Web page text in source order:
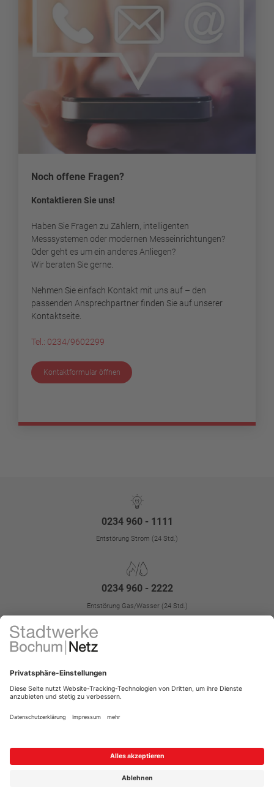
Noch offene Fragen?
Kontaktieren Sie uns!
Haben Sie Fragen zu Zählern, intelligenten
Messsystemen oder modernen Messeinrichtungen?
Oder geht es um ein anderes Anliegen?
Wir beraten Sie gerne.
Nehmen Sie einfach Kontakt mit uns auf – den
passenden Ansprechpartner finden Sie auf unserer
Kontaktseite.
Tel.: 0234/9602299
Kontaktformular öffnen
0234 960 - 1111
Entstörung Strom (24 Std.)
0234 960 - 2222
Entstörung Gas/Wasser (24 Std.)
Kontakt Impressum
Vertrag widerrufen
Menü für Barrierefreiheit öffnen